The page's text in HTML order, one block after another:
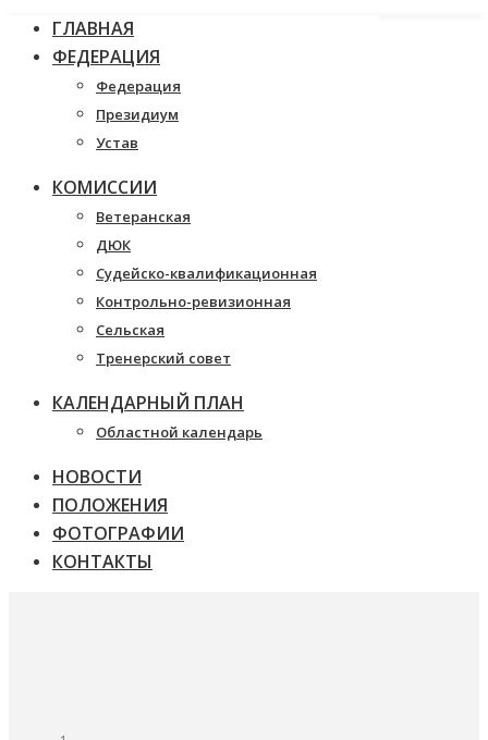
ГЛАВНАЯ
ФЕДЕРАЦИЯ
Федерация
Президиум
Устав
КОМИССИИ
Ветеранская
ДЮК
Судейско-квалификационная
Контрольно-ревизионная
Сельская
Тренерский совет
КАЛЕНДАРНЫЙ ПЛАН
Областной календарь
НОВОСТИ
ПОЛОЖЕНИЯ
ФОТОГРАФИИ
КОНТАКТЫ